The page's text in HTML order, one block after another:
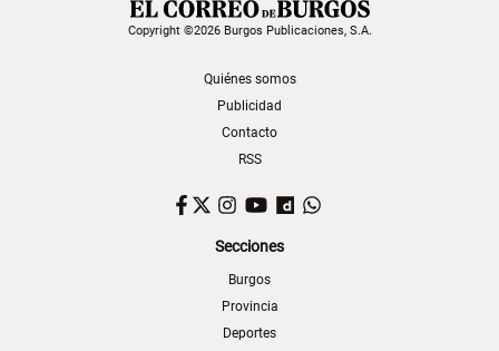
Copyright ©2026 Burgos Publicaciones, S.A.
Quiénes somos
Publicidad
Contacto
RSS
Facebook
TwitterInstagram
YouTubeDailymotion
Secciones
Burgos
Provincia
Deportes